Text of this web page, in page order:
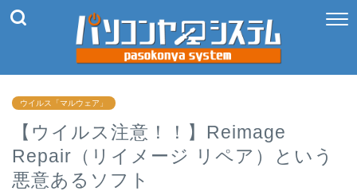
ウイルス「マルウェア」
【ウイルス注意！！】Reimage
Repair（リイメージ リペア）という
悪意あるソフト